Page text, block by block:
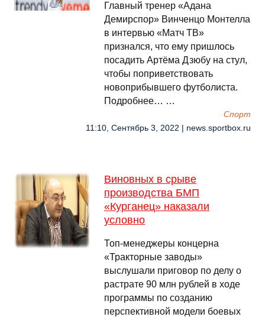
Главный тренер «Адана
Демирспор» Винченцо Монтелла
в интервью «Матч ТВ»
признался, что ему пришлось
посадить Артёма Дзюбу на стул,
чтобы поприветствовать
новоприбывшего футболиста.
Подробнее… …
Спорт
11:10, Сентябрь 3, 2022 | news.sportbox.ru
Виновных в срыве
производства БМП
«Курганец» наказали
условно
Топ-менеджеры концерна
«Тракторные заводы»
выслушали приговор по делу о
растрате 90 млн рублей в ходе
программы по созданию
перспективной модели боевых